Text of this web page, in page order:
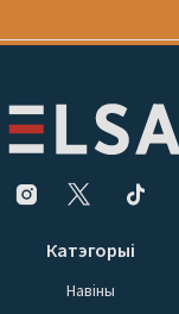
Катэгорыі
Навіны